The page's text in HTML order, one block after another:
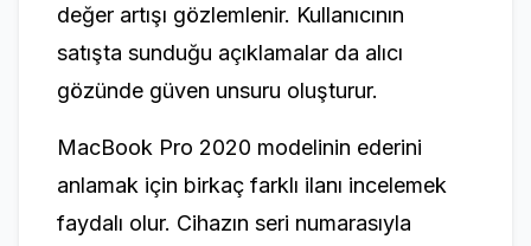
değer artışı gözlemlenir. Kullanıcının
satışta sunduğu açıklamalar da alıcı
gözünde güven unsuru oluşturur.
MacBook Pro 2020 modelinin ederini
anlamak için birkaç farklı ilanı incelemek
faydalı olur. Cihazın seri numarasıyla